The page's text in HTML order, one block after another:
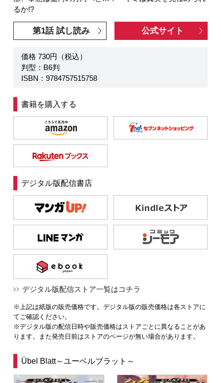
るか!?
第1話 試し読み 公式サイト
価格 730円（税込）
判型：B6判
ISBN：9784757515758
書籍を購入する
デジタル版配信書店
デジタル版配信ストア一覧はコチラ
※上記は紙版の販売価格です。デジタル版の販売価格は各ストアに
てご確認ください。
※デジタル版の配信日時や販売価格はストアごとに異なることがあ
ります。また発売日前はストアのページが無い場合があります。
Übel Blatt～ユーベルブラット～